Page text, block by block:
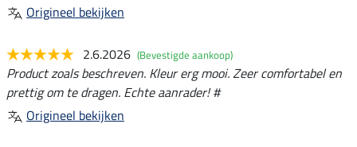
Origineel bekijken
2.6.2026 (Bevestigde aankoop)
Product zoals beschreven. Kleur erg mooi. Zeer comfortabel en
prettig om te dragen. Echte aanrader! #
Origineel bekijken